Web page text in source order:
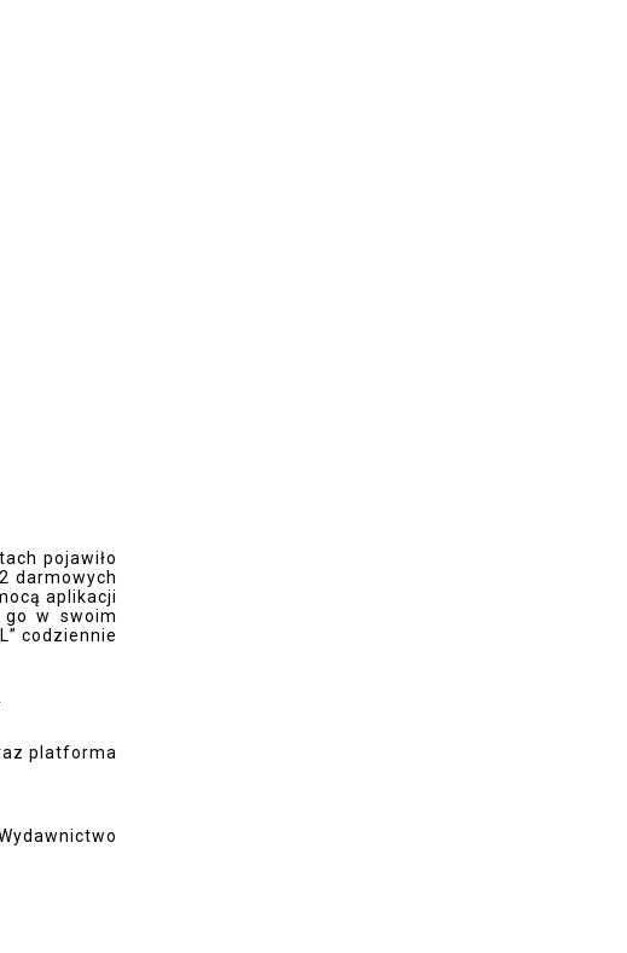
pojawiło
darmowych
aplikacji
go w swoim
codziennie
platforma